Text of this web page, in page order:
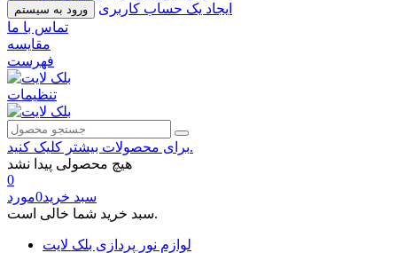
ورود به سیستم
ایجاد یک حساب کاربری
تماس با ما
مقایسه
فهرست
تنظیمات
برای محصولات بیشتر کلیک کنید.
هیچ محصولی پیدا نشد
0
سبد خرید0مورد
سبد خرید شما خالی است.
لوازم نور پردازی بلک لایت